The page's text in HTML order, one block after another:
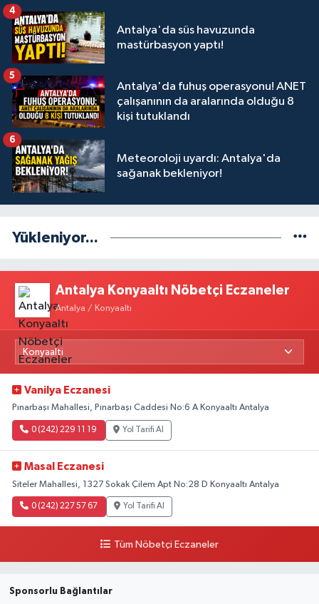
Antalya'da süs havuzunda
mastürbasyon yaptı!
4
Antalya'da fuhuş operasyonu! ANET
çalışanının da aralarında olduğu 8
kişi tutuklandı
5
Meteoroloji uyardı: Antalya'da
sağanak bekleniyor!
6
Yükleniyor...
Antalya Konyaaltı Nöbetçi Eczaneler
Antalya / Konyaaltı
Vanilya Eczanesi
Pınarbaşı Mahallesi, Pınarbaşı Caddesi No:6 A Konyaaltı Antalya
0 (242) 229 11 19 Yol Tarifi Al
Masal Eczanesi
Siteler Mahallesi, 1327 Sokak Çilem Apt No:28 D Konyaaltı Antalya
0 (242) 227 57 67 Yol Tarifi Al
Tüm Nöbetçi Eczaneler
Sponsorlu Bağlantılar